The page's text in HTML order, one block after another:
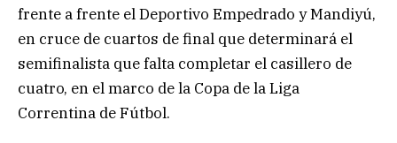
frente a frente el Deportivo Empedrado y Mandiyú,
en cruce de cuartos de final que determinará el
semifinalista que falta completar el casillero de
cuatro, en el marco de la Copa de la Liga
Correntina de Fútbol.